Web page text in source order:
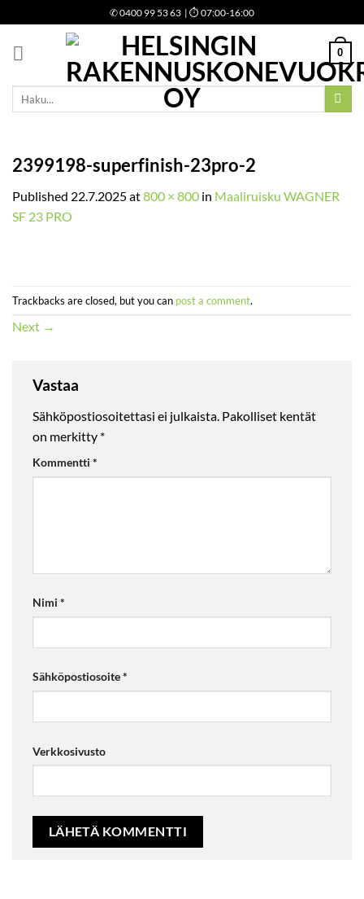
to
content
✆0400 99 53 63 | ⏱ 07:00-16:00
0
Etsi:
2399198-superfinish-23pro-2
Published 22.7.2025at800 × 800 in Maaliruisku WAGNER
SF 23 PRO
Trackbacks are closed, but you can post a comment.
Next →
Vastaa
Sähköpostiosoitettasi ei julkaista. Pakolliset kentät
on merkitty *
Kommentti *
Nimi *
Sähköpostiosoite*
Verkkosivusto